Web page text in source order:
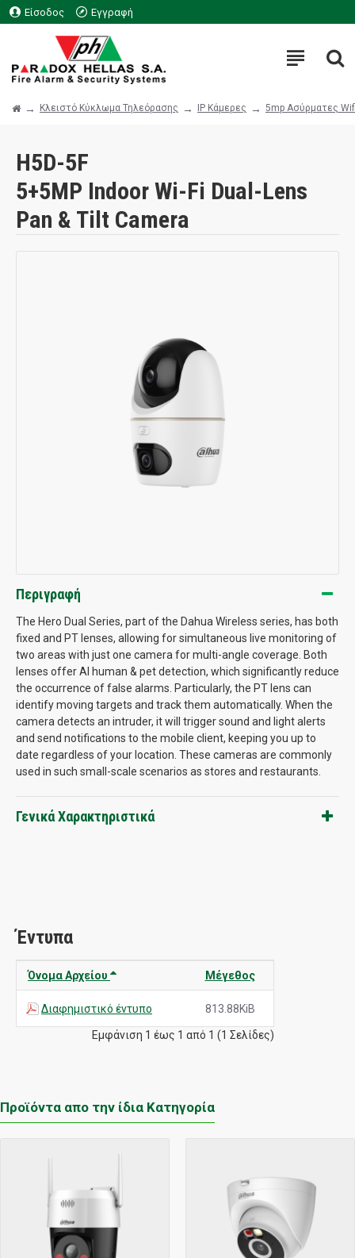
Είσοδος Εγγραφή
Κλειστό Κύκλωμα Τηλεόρασης IP Κάμερες 5mp Ασύρματες
H5D-5F
5+5MP Indoor Wi-Fi Dual-Lens
Pan & Tilt Camera
Περιγραφή
The Hero Dual Series, part of the Dahua Wireless series, has both
fixed and PT lenses, allowing for simultaneous live monitoring of
two areas with just one camera for multi-angle coverage. Both
lenses offer AI human & pet detection, which significantly reduce
the occurrence of false alarms. Particularly, the PT lens can
identify moving targets and track them automatically. When the
camera detects an intruder, it will trigger sound and light alerts
and send notifications to the mobile client, keeping you up to
date regardless of your location. These cameras are commonly
used in such small-scale scenarios as stores and restaurants.
Γενικά Χαρακτηριστικά
Έντυπα
Όνομα Αρχείου Μέγεθος
Διαφημιστικό έντυπο 813.88KiB
Εμφάνιση 1 έως 1 από 1 (1 Σελίδες)
Προϊόντα απο την ίδια Κατηγορία